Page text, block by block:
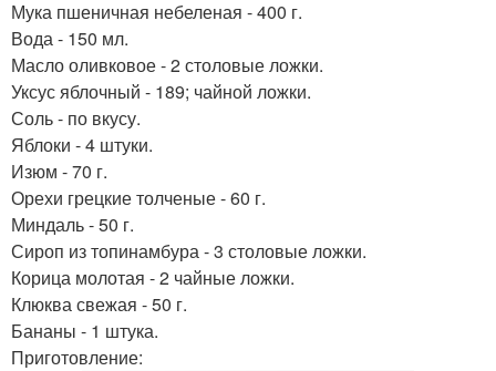
Мука пшеничная небеленая - 400 г.
Вода - 150 мл.
Масло оливковое - 2 столовые ложки.
Уксус яблочный - 189; чайной ложки.
Соль - по вкусу.
Яблоки - 4 штуки.
Изюм - 70 г.
Орехи грецкие толченые - 60 г.
Миндаль - 50 г.
Сироп из топинамбура - 3 столовые ложки.
Корица молотая - 2 чайные ложки.
Клюква свежая - 50 г.
Бананы - 1 штука.
Приготовление: